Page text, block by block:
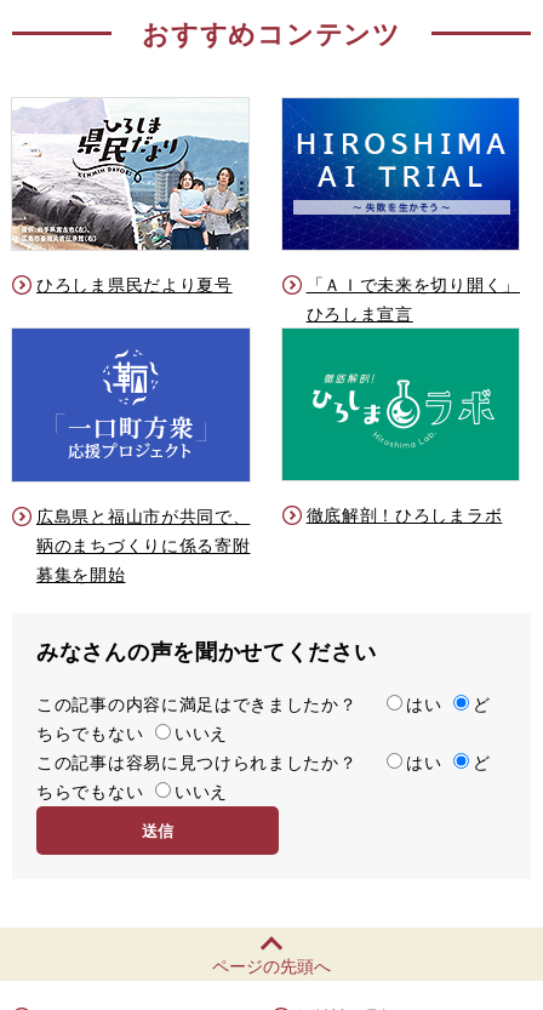
おすすめコンテンツ
ひろしま県民だより夏号
「ＡＩで未来を切り開く」
ひろしま宣言
広島県と福山市が共同で、
鞆のまちづくりに係る寄附
募集を開始
徹底解剖！ひろしまラボ
みなさんの声を聞かせてください
満
足
度
この記事の内容に満足はできましたか？ はい
ど
ちらでもない
いいえ
容
易
この記事は容易に見つけられましたか？ はい
ど
ちらでもない
いいえ
ページの先頭へ